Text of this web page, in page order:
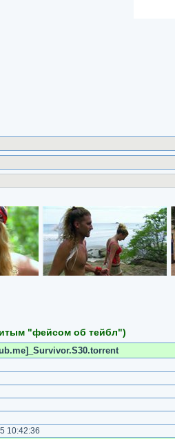
"фейсом об тейбл")
10:42:36